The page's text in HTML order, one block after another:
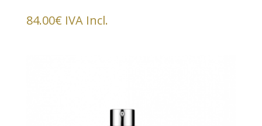
84.00€ IVA Incl.